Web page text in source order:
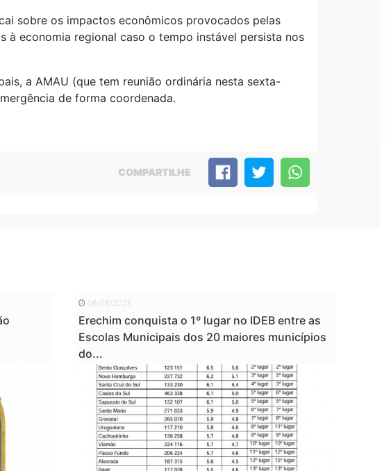
sobre os impactos econômicos provocados pelas
à economia regional caso o tempo instável persista nos
a AMAU (que tem reunião ordinária nesta sexta-
de forma coordenada.
COMPARTILHE
06/08/2026
Erechim conquista o 1º lugar no IDEB entre as
Escolas Municipais dos 20 maiores municípios
do...